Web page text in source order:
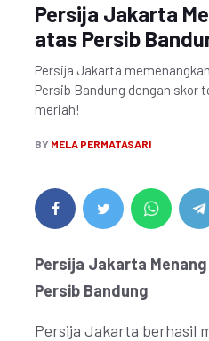
Persija Jakarta
atas Persib
Persija Jakarta
Persib Bandung dengan skor
meriah!
BY MELA PERMATASARI
Persija Jakarta
Persib Bandung
Persija Jakarta berhasil